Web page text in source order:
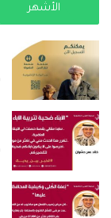
الأشهر